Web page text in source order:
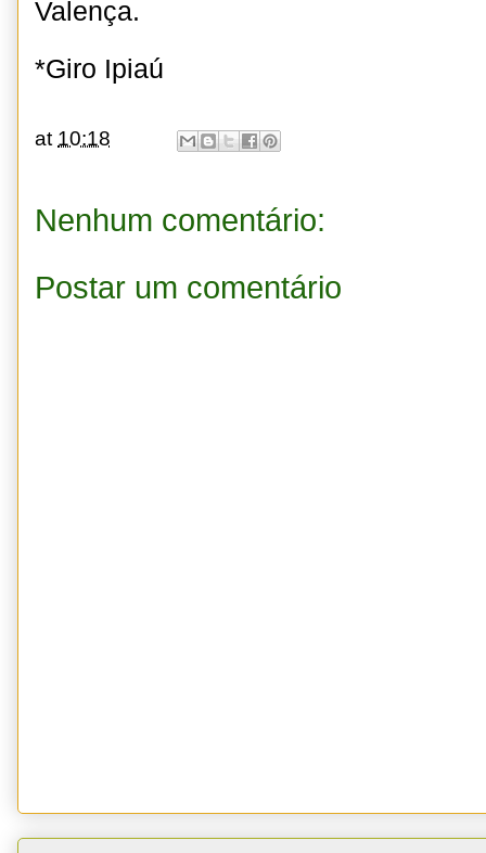
Valença.
*Giro Ipiaú
at 10:18
Nenhum comentário:
Postar um comentário